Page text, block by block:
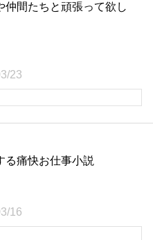
仲間たちと頑張って欲し
23
る痛快お仕事小説
16